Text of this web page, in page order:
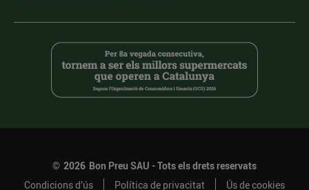
© 2026 Bon Preu SAU - Tots els drets reservats
Condicions d’ús
Política de privacitat Ús de cookies